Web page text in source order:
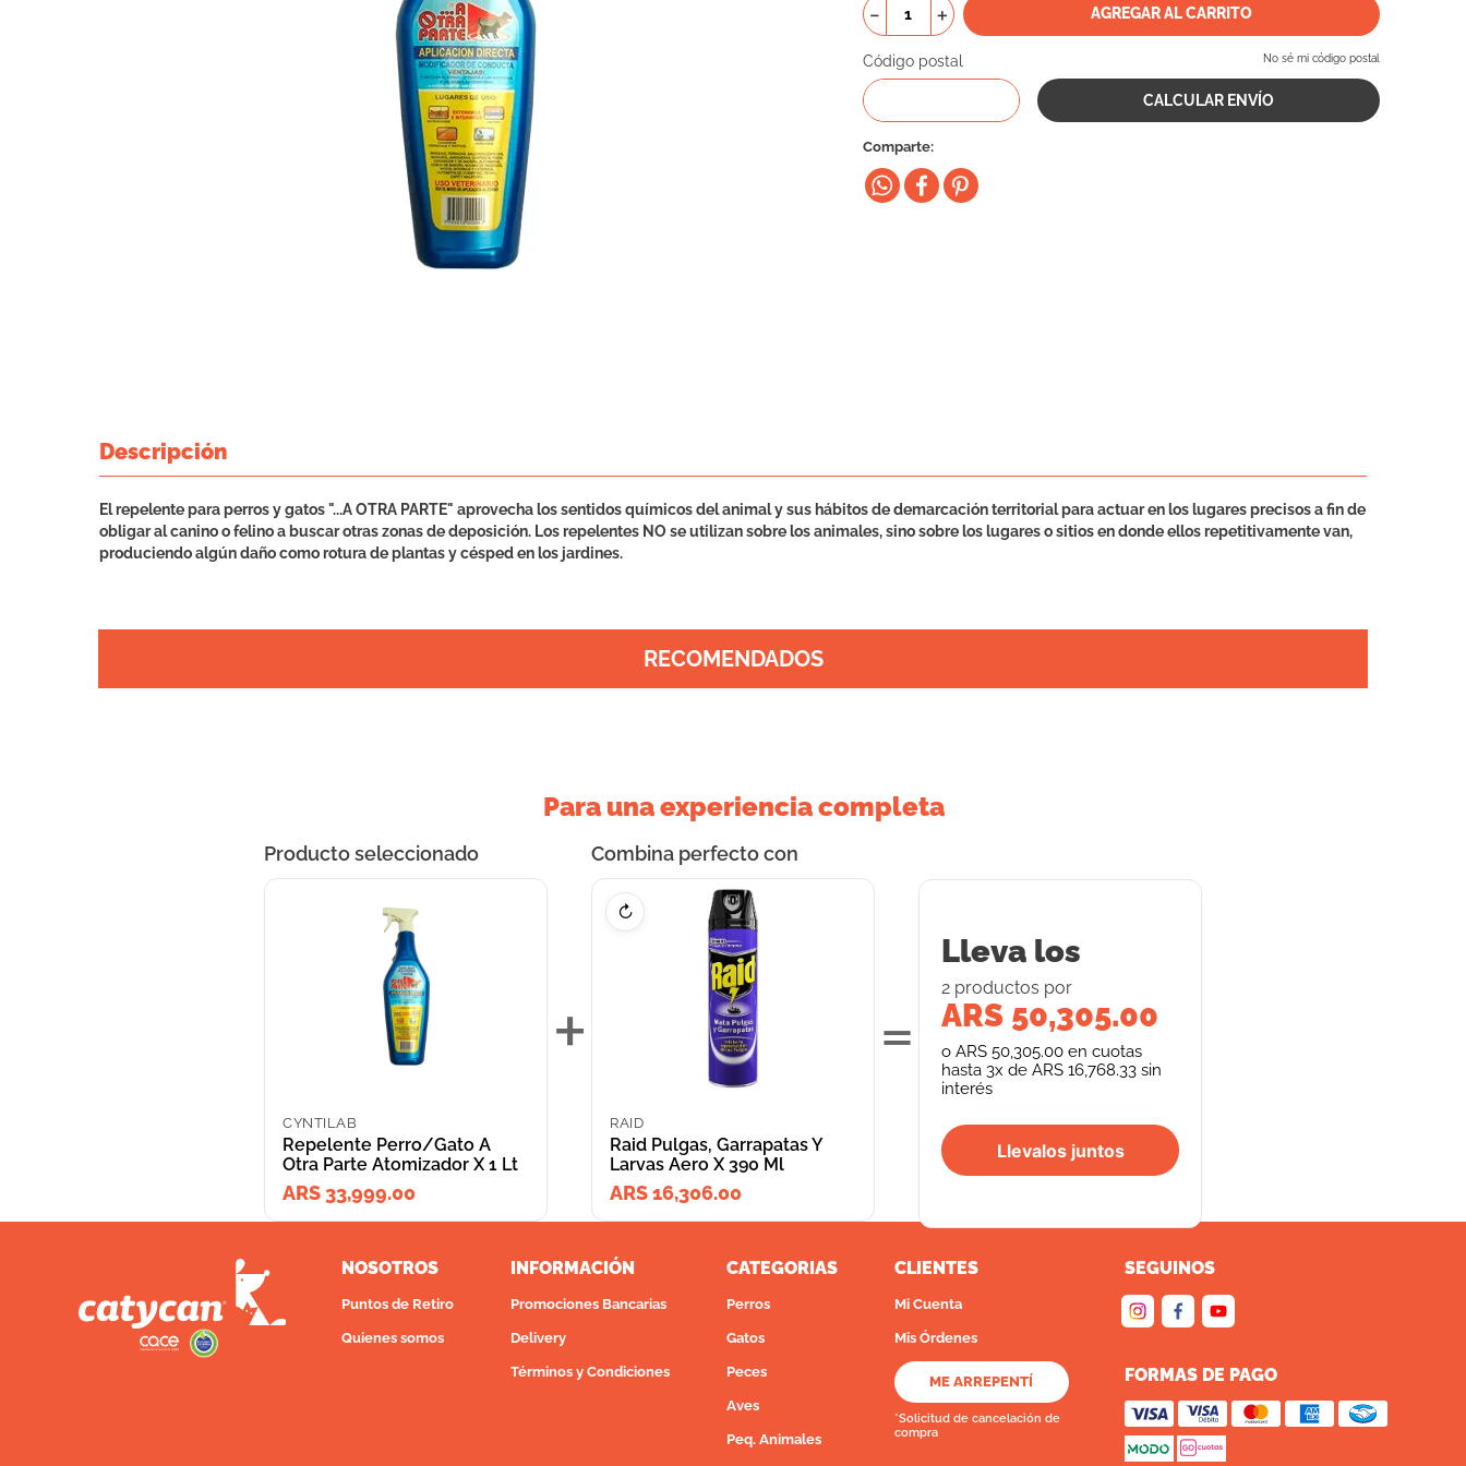
＋
－ AGREGAR AL CARRITO
Código postal No sé mi código postal
Comparte
Descripción
El repelente para perros y gatos "...A OTRA PARTE" aprovecha los sentidos químicos del animal y sus hábitos de demarcación territorial para actuar en los lugares precisos a fin de
obligar al canino o felino a buscar otras zonas de deposición. Los repelentes NO se utilizan sobre los animales, sino sobre los lugares o sitios en donde ellos repetitivamente van,
produciendo algún daño como rotura de plantas y césped en los jardines.
RECOMENDADOS
Para una experiencia completa
Producto seleccionado
CYNTILAB
Repelente Perro/Gato A
Otra Parte Atomizador X 1 Lt
ARS 33,999.00
+
Combina perfecto con
↻
RAID
Raid Pulgas, Garrapatas Y
Larvas Aero X 390 Ml
ARS 16,306.00
=
Lleva los
2 productos por
ARS 50,305.00
o ARS 50,305.00 en cuotas
hasta 3x de ARS 16,768.33 sin
interés
Llevalos juntos
NOSOTROS
Puntos de Retiro
Quienes somos
INFORMACIÓN
Promociones Bancarias
Delivery
Términos y Condiciones
CATEGORIAS
Perros
Gatos
Peces
Aves
Peq. Animales
CLIENTES
Mi Cuenta
Mis Órdenes
ME ARREPENTÍ
*Solicitud de cancelación de
compra
SEGUINOS
FORMAS DE PAGO